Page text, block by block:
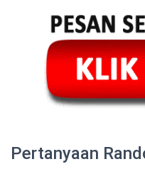
Pertanyaan